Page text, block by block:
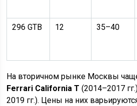
296 GTB
12 35–40
На вторичном рынке Москвы
Ferrari California T (2014–2017
2019 гг.). Цены на них